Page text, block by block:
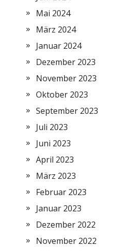
Mai 2024
März 2024
Januar 2024
Dezember 2023
November 2023
Oktober 2023
September 2023
Juli 2023
Juni 2023
April 2023
März 2023
Februar 2023
Januar 2023
Dezember 2022
November 2022